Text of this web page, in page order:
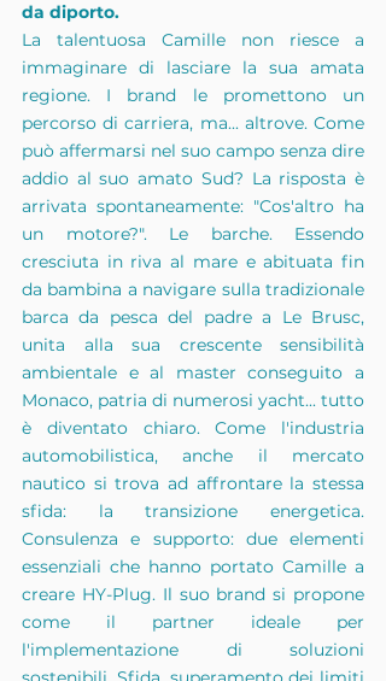
da diporto.
La talentuosa Camille non riesce a
immaginare di lasciare la sua amata
regione. I brand le promettono un
percorso di carriera, ma... altrove. Come
può affermarsi nel suo campo senza dire
addio al suo amato Sud? La risposta è
arrivata spontaneamente: "Cos'altro ha
un motore?". Le barche. Essendo
cresciuta in riva al mare e abituata fin
da bambina a navigare sulla tradizionale
barca da pesca del padre a Le Brusc,
unita alla sua crescente sensibilità
ambientale e al master conseguito a
Monaco, patria di numerosi yacht... tutto
è diventato chiaro. Come l'industria
automobilistica, anche il mercato
nautico si trova ad affrontare la stessa
sfida: la transizione energetica.
Consulenza e supporto: due elementi
essenziali che hanno portato Camille a
creare HY-Plug. Il suo brand si propone
come il partner ideale per
l'implementazione di soluzioni